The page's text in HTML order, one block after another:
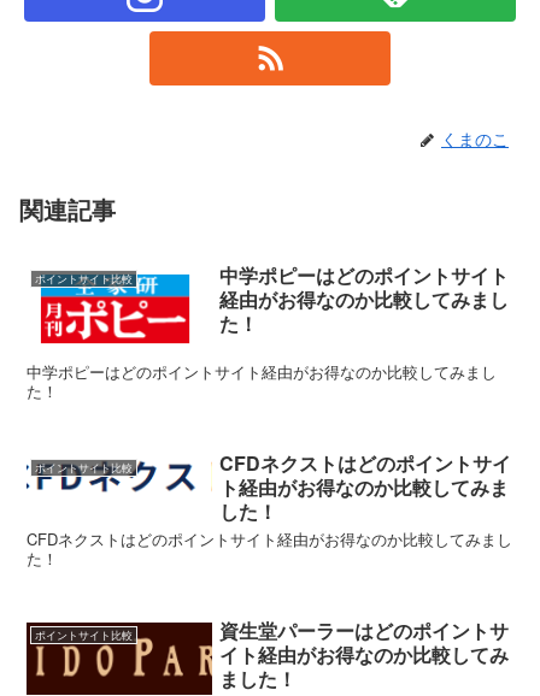
くまのこ
関連記事
ポイントサイト比較
中学ポピーはどのポイントサイト
経由がお得なのか比較してみまし
た！
中学ポピーはどのポイントサイト経由がお得なのか比較してみまし
た！
ポイントサイト比較
CFDネクストはどのポイントサイ
ト経由がお得なのか比較してみま
した！
CFDネクストはどのポイントサイト経由がお得なのか比較してみまし
た！
ポイントサイト比較
資生堂パーラーはどのポイントサ
イト経由がお得なのか比較してみ
ました！